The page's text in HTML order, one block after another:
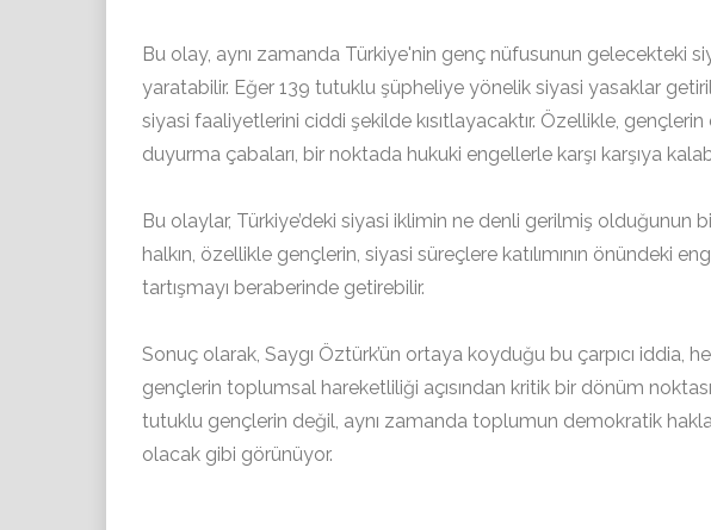
Bu olay, aynı zamanda Türkiye'nin genç nüfusunun gelecekteki
yaratabilir. Eğer 139 tutuklu şüpheliye yönelik siyasi yasaklar
siyasi faaliyetlerini ciddi şekilde kısıtlayacaktır. Özellikle,
duyurma çabaları, bir noktada hukuki engellerle karşı karşıya
Bu olaylar, Türkiye’deki siyasi iklimin ne denli gerilmiş olduğunun
halkın, özellikle gençlerin, siyasi süreçlere katılımının önündeki
tartışmayı beraberinde getirebilir.
Sonuç olarak, Saygı Öztürk’ün ortaya koyduğu bu çarpıcı iddia,
gençlerin toplumsal hareketliliği açısından kritik bir dönüm
tutuklu gençlerin değil, aynı zamanda toplumun demokratik haklar
olacak gibi görünüyor.